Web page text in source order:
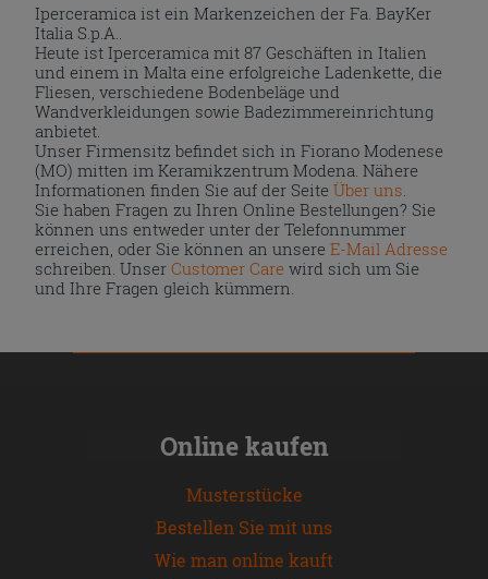
Iperceramica ist ein Markenzeichen der Fa. BayKer
Italia S.p.A..
Heute ist Iperceramica mit 87 Geschäften in Italien
und einem in Malta eine erfolgreiche Ladenkette, die
Fliesen, verschiedene Bodenbeläge und
Wandverkleidungen sowie Badezimmereinrichtung
anbietet.
Unser Firmensitz befindet sich in Fiorano Modenese
(MO) mitten im Keramikzentrum Modena. Nähere
Informationen finden Sie auf der Seite Über uns
Sie haben Fragen zu Ihren Online Bestellungen? Sie
können uns entweder unter der Telefonnummer
erreichen, oder Sie können an unsereE-Mail Adresse
schreiben. UnserCustomer Care wird sich um Sie
und Ihre Fragen gleich kümmern.
Online kaufen
Musterstücke
Bestellen Sie mit uns
Wie man online kauft